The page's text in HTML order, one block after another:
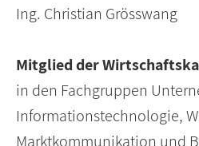
Ing. Christian Grösswang
Mitglied der
in den Fachgruppen
Informationstechnologie,
Marktkommunikation und